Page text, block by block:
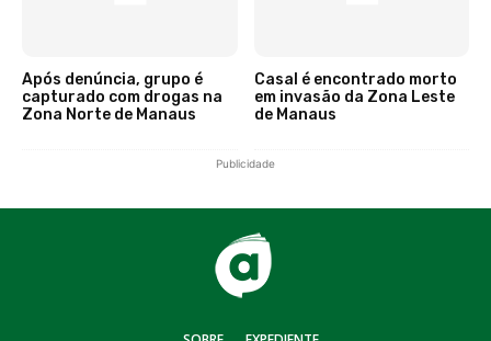
Após denúncia, grupo é
capturado com drogas na
Zona Norte de Manaus
Casal é encontrado morto
em invasão da Zona Leste
de Manaus
Publicidade